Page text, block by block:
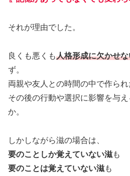
それが理由でした。
良くも悪くも人格形成に欠かせ
ず。
両親や友人との時間の中で作ら
その後の行動や選択に影響を与
か。
しかしながら滋の場合は、
要のことしか覚えていない滋も
要のことは覚えていない滋も